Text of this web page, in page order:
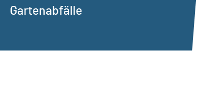
Gartenabfälle